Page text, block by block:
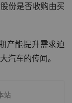
份是否收购由买
产能提升需求迫
汽车的传闻。
站